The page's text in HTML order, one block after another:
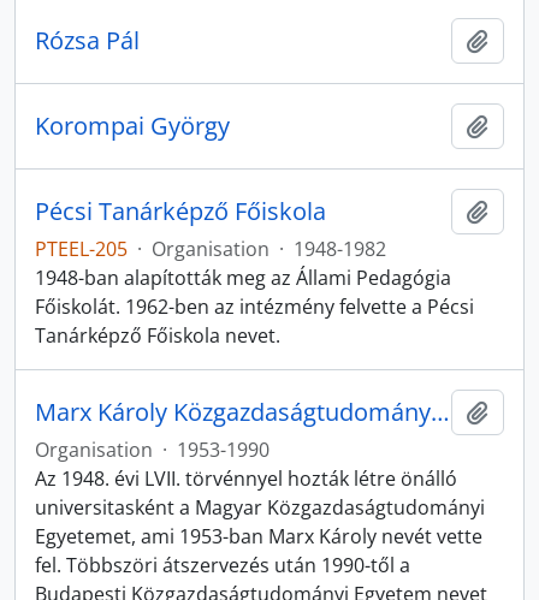
Rózsa Pál
Korompai György
Pécsi Tanárképző Főiskola
PTEEL-205 · Organisation · 1948-1982
1948-ban alapították meg az Állami Pedagógia
Főiskolát. 1962-ben az intézmény felvette a Pécsi
Tanárképző Főiskola nevet.
Marx Károly Közgazdaságtudományi Egyetem
Organisation · 1953-1990
Az 1948. évi LVII. törvénnyel hozták létre önálló
universitasként a Magyar Közgazdaságtudományi
Egyetemet, ami 1953-ban Marx Károly nevét vette
fel. Többszöri átszervezés után 1990-től a
Budapesti Közgazdaságtudományi Egyetem nevet